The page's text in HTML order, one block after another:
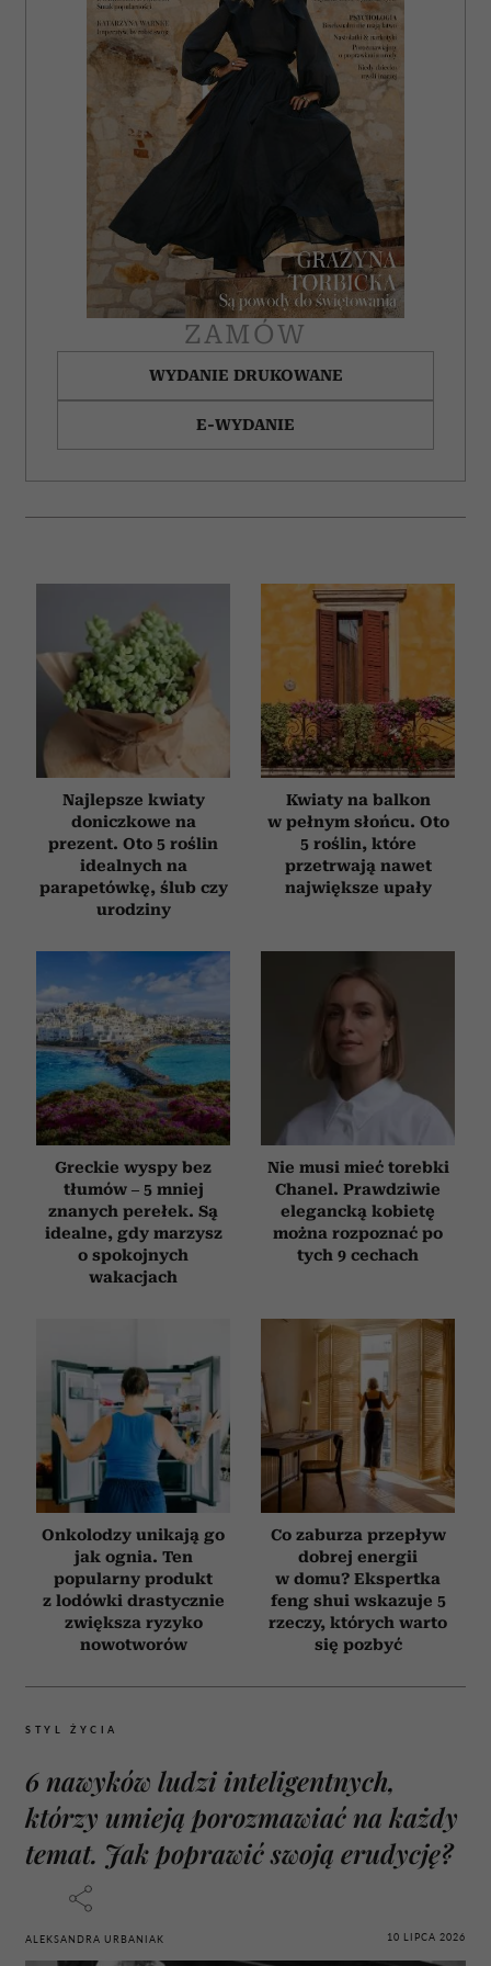
ZAMÓW
WYDANIE DRUKOWANE
E-WYDANIE
Najlepsze kwiaty
doniczkowe na
prezent. Oto 5 roślin
idealnych na
parapetówkę, ślub czy
urodziny
Kwiaty na balkon
w pełnym słońcu. Oto
5 roślin, które
przetrwają nawet
największe upały
Greckie wyspy bez
tłumów – 5 mniej
znanych perełek. Są
idealne, gdy marzysz
o spokojnych
wakacjach
Nie musi mieć torebki
Chanel. Prawdziwie
elegancką kobietę
można rozpoznać po
tych 9 cechach
Onkolodzy unikają go
jak ognia. Ten
popularny produkt
z lodówki drastycznie
zwiększa ryzyko
nowotworów
Co zaburza przepływ
dobrej energii
w domu? Ekspertka
feng shui wskazuje 5
rzeczy, których warto
się pozbyć
STYL ŻYCIA
6 nawyków ludzi inteligentnych,
którzy umieją porozmawiać na każdy
temat. Jak poprawić swoją erudycję?
ALEKSANDRA URBANIAK 10 LIPCA 2026